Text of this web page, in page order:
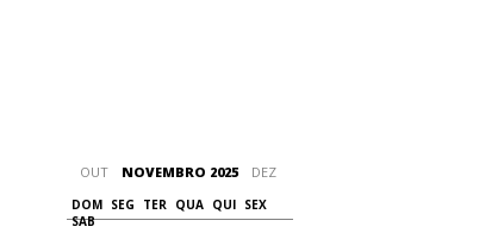
OUT NOVEMBRO 2025 DEZ
DOM SEG TER QUA QUI
SEX
SAB